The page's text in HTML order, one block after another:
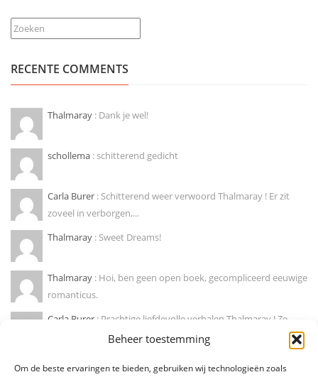
Beheer toestemming
Om de beste ervaringen te bieden, gebruiken wij technologieën zoals
Zoeken
RECENTE COMMENTS
Thalmaray : Dank je wel!
schollema : schitterend gedicht
Carla Burer : Schitterend weer verwoord Thalmaray ! Er zit
zoveel in verborgen,...
Thalmaray : Sweet Dreams!
Thalmaray : Hoi, ben geen open boek, gecompliceerd eeuwige
romanticus.
Carla Burer : Prachtige liefdevolle verhalen Thalmaray ! Ze
doen mij wegdromen naar...